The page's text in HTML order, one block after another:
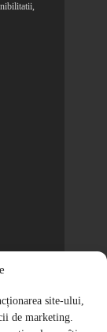
site-ului,
de marketing.